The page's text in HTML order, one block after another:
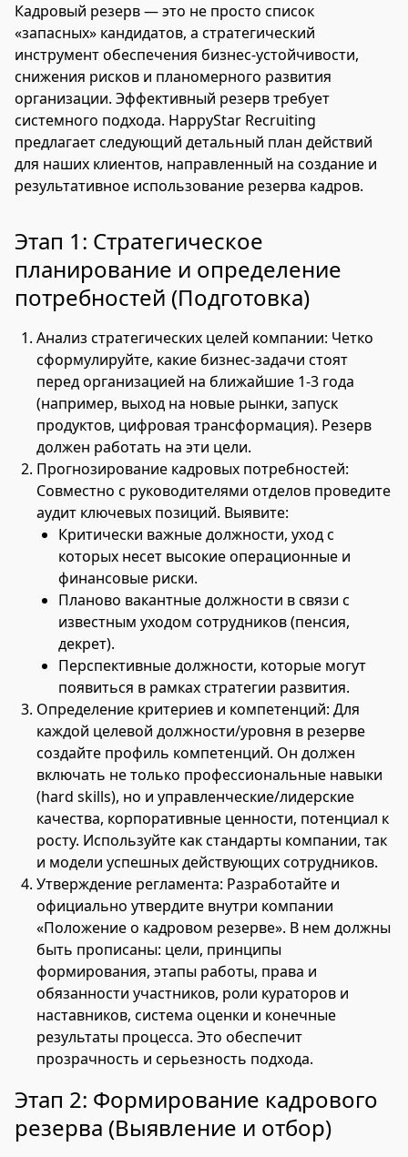
Кадровый резерв — это не просто список
«запасных» кандидатов, а стратегический
инструмент обеспечения бизнес-устойчивости,
снижения рисков и планомерного развития
организации. Эффективный резерв требует
системного подхода. HappyStar Recruiting
предлагает следующий детальный план действий
для наших клиентов, направленный на создание и
результативное использование резерва кадров.
Этап 1: Стратегическое
планирование и определение
потребностей (Подготовка)
Анализ стратегических целей компании: Четко
сформулируйте, какие бизнес-задачи стоят
перед организацией на ближайшие 1-3 года
(например, выход на новые рынки, запуск
продуктов, цифровая трансформация). Резерв
должен работать на эти цели.
Прогнозирование кадровых потребностей:
Совместно с руководителями отделов проведите
аудит ключевых позиций. Выявите:
Критически важные должности, уход с
которых несет высокие операционные и
финансовые риски.
Планово вакантные должности в связи с
известным уходом сотрудников (пенсия,
декрет).
Перспективные должности, которые могут
появиться в рамках стратегии развития.
Определение критериев и компетенций: Для
каждой целевой должности/уровня в резерве
создайте профиль компетенций. Он должен
включать не только профессиональные навыки
(hard skills), но и управленческие/лидерские
качества, корпоративные ценности, потенциал к
росту. Используйте как стандарты компании, так
и модели успешных действующих сотрудников.
Утверждение регламента: Разработайте и
официально утвердите внутри компании
«Положение о кадровом резерве». В нем должны
быть прописаны: цели, принципы
формирования, этапы работы, права и
обязанности участников, роли кураторов и
наставников, система оценки и конечные
результаты процесса. Это обеспечит
прозрачность и серьезность подхода.
Этап 2: Формирование кадрового
резерва (Выявление и отбор)